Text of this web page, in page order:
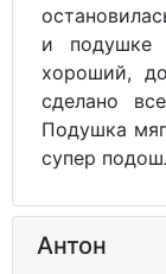
и подушке
хороший,
сделано
Подушка
супер
Антон